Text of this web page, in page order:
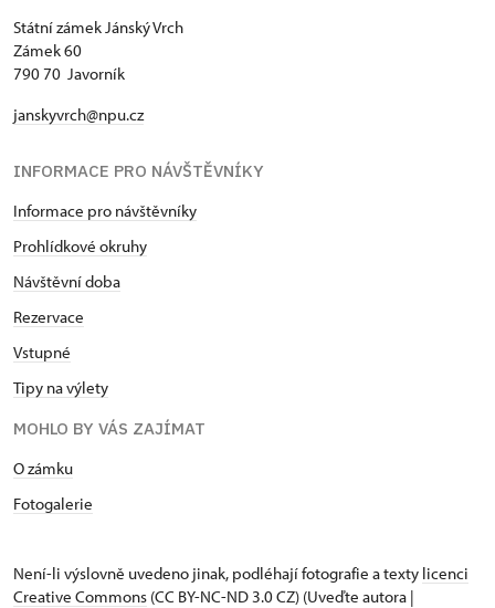
Státní zámek Jánský Vrch
Zámek 60
790 70 Javorník
janskyvrch@npu.cz
INFORMACE PRO NÁVŠTĚVNÍKY
Informace pro návštěvníky
Prohlídkové okruhy
Návštěvní doba
Rezervace
Vstupné
Tipy na výlety
MOHLO BY VÁS ZAJÍMAT
O zámku
Fotogalerie
Není-li výslovně uvedeno jinak, podléhají fotografie a texty licenci
Creative Commons (CC BY-NC-ND 3.0 CZ) (Uveďte autora |